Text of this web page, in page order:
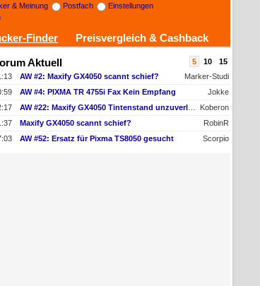
& Meinung
Postfach
Einstellungen
Finder Preisvergleich & Cashback
Aktuell 5 10
15
AW #2: Maxify GX4050 scannt schief?
Marker-Studi
AW #4: PIXMA TR 4755i Fax Kein Empfang
Jokke
Koberon
Maxify GX4050 scannt schief?
RobinR
AW #52: Ersatz für Pixma TS8050 gesucht Scorpio